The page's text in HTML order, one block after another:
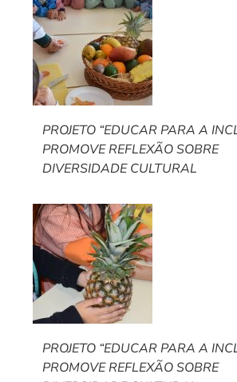
PROJETO “EDUCAR PARA A
PROMOVE REFLEXÃO SOBRE
DIVERSIDADE CULTURAL
PROJETO “EDUCAR PARA A
PROMOVE REFLEXÃO SOBRE